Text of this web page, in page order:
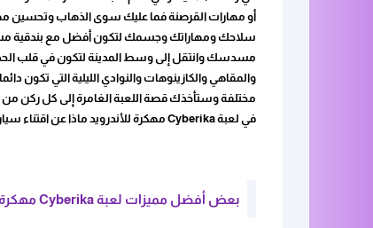
سلاحك ومهاراتك وجسمك لتكون أفضل مع بندقية
مسدسك وانتقل إلى وسط المدينة لتكون في قلب الحدث
والمقاهي والكازينوهات والنوادي الليلية التي تكون
مختلفة وستأخذك قصة اللعبة الغامرة إلى كل ركن
في لعبة Cyberika مهكرة للأندرويد ماذا عن اقتناء سيارة رياضية نادرة لميكانيكي سيارات مفضل.
بعض أفضل مميزات لعبة Cyberika مهكرة للأندرويد: